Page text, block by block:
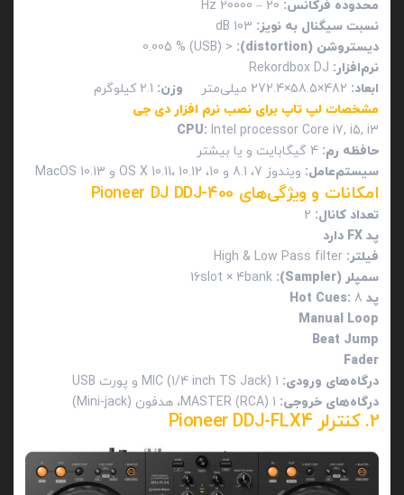
محدوده فرکانس:
نسبت سیگنال به نویز:
دیستروشن (distortion
):
< 0.005 % (USB)
نرم‌افزار: Rekordbox DJ
ابعاد:
وزن:
مشخصات لپ تاپ برای نصب نرم افزار دی جی
CPU: Intel processor Core i7, i5, i3
حافظه رم:
سیستم‌عامل: ویندوز 7، 8.1 و 10، OS X 10.11، 10.12 و 10.13 MacOS
امکانات و ویژگی‌های Pioneer DJ DDJ-400
تعداد کانال: 2
پد FX دارد
فیلتر: High & Low Pass filter
سمپلر (Sampler
):
16slot × 4bank
پد
Hot Cues: 8
Manual Loop
Beat Jump
Fader
درگاه‌های ورودی:
درگاه‌های خروجی: 1 MASTER (RCA)، هدفون (Mini-jack)
2. کنترلر Pioneer DDJ-FLX4